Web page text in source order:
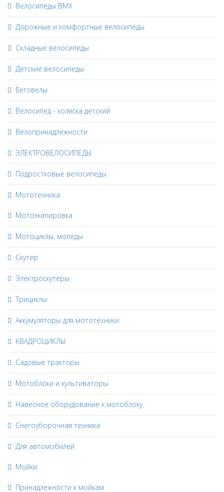
Велосипеды BMX
Дорожные и комфортные велосипеды
Складные велосипеды
Детские велосипеды
Беговелы
Велосипед - коляска детский
Велопринадлежности
ЭЛЕКТРОВЕЛОСИПЕДЫ
Подростковые велосипеды
Мототехника
Мотоэкипировка
Мотоциклы, мопеды
Скутер
Электроскутеры
Трициклы
Аккумуляторы для мототехники
КВАДРОЦИКЛЫ
Садовые тракторы
Мотоблоки и культиваторы
Навесное оборудование к мотоблоку
Снегоуборочная техника
Для автомобилей
Мойки
Принадлежности к мойкам